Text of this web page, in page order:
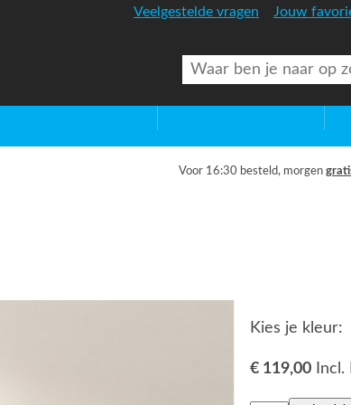
Veelgestelde vragen Jouw
Voor 16:30 besteld, morgen
Kies je kleur:
€ 119,00